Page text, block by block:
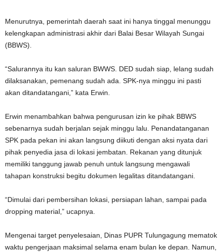
Menurutnya, pemerintah daerah saat ini hanya tinggal menunggu
kelengkapan administrasi akhir dari Balai Besar Wilayah Sungai
(BBWS).
“Salurannya itu kan saluran BWWS. DED sudah siap, lelang sudah
dilaksanakan, pemenang sudah ada. SPK-nya minggu ini pasti
akan ditandatangani,” kata Erwin.
Erwin menambahkan bahwa pengurusan izin ke pihak BBWS
sebenarnya sudah berjalan sejak minggu lalu. Penandatanganan
SPK pada pekan ini akan langsung diikuti dengan aksi nyata dari
pihak penyedia jasa di lokasi jembatan. Rekanan yang ditunjuk
memiliki tanggung jawab penuh untuk langsung mengawali
tahapan konstruksi begitu dokumen legalitas ditandatangani.
“Dimulai dari pembersihan lokasi, persiapan lahan, sampai pada
dropping material,” ucapnya.
Mengenai target penyelesaian, Dinas PUPR Tulungagung mematok
waktu pengerjaan maksimal selama enam bulan ke depan. Namun,